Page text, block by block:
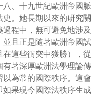
八、十九世紀歐洲帝國脈
。她長期以來的研究關
程中，無可避免地涉及
並且正是隨著歐洲帝國試
這些衝突中獲勝），從
著深厚歐洲法學理論傳
為常的國際秩序。這會
果現今國際法秩序生成